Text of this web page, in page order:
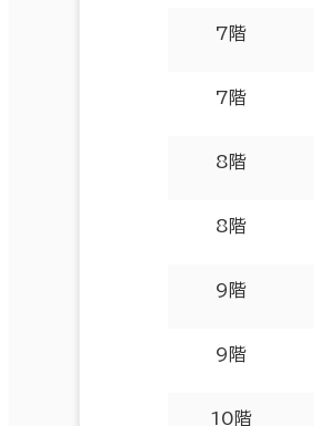
7階
7階
8階
8階
9階
9階
10階